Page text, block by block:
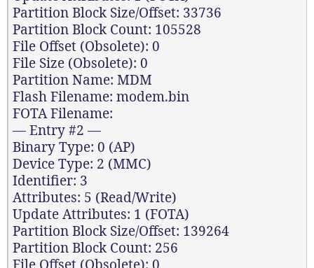
Partition Block Size/Offset: 33736
Partition Block Count: 105528
File Offset (Obsolete): 0
File Size (Obsolete): 0
Partition Name: MDM
Flash Filename: modem.bin
FOTA Filename:
— Entry #2 —
Binary Type: 0 (AP)
Device Type: 2 (MMC)
Identifier: 3
Attributes: 5 (Read/Write)
Update Attributes: 1 (FOTA)
Partition Block Size/Offset: 139264
Partition Block Count: 256
File Offset (Obsolete): 0